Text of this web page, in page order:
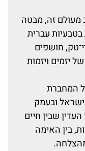
מעולם זה, מבטה
עברית
חושפים
יזמים ויזמות
המחברת
ובעמק
שבין חיים
בין האימה